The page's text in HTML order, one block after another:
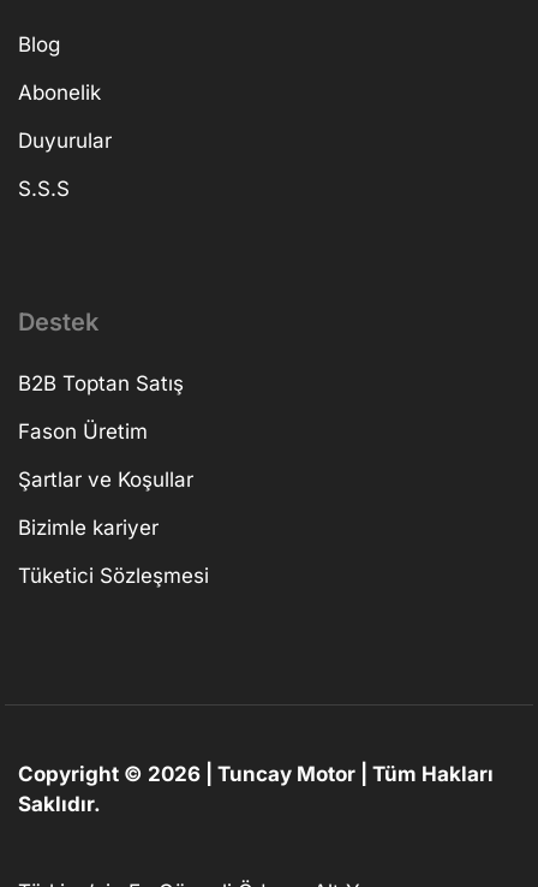
Blog
Abonelik
Duyurular
S.S.S
Destek
B2B Toptan Satış
Fason Üretim
Şartlar ve Koşullar
Bizimle kariyer
Tüketici Sözleşmesi
Copyright © 2026 | Tuncay Motor | Tüm Hakları
Saklıdır.